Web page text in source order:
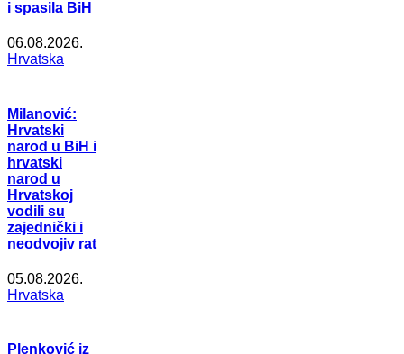
i spasila BiH
06.08.2026.
Hrvatska
Milanović:
Hrvatski
narod u BiH i
hrvatski
narod u
Hrvatskoj
vodili su
zajednički i
neodvojiv rat
05.08.2026.
Hrvatska
Plenković iz